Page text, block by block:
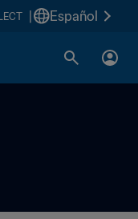
Español